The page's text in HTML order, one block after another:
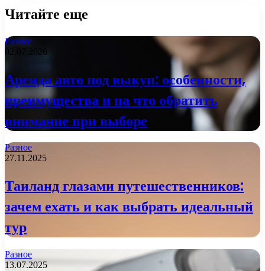
Читайте еще
Разное
02.07.2026
Аренда авто под выкуп: особенности,
преимущества и на что обратить
внимание при выборе
Разное
27.11.2025
Таиланд глазами путешественников:
зачем ехать и как выбрать идеальный
тур
Разное
13.07.2025